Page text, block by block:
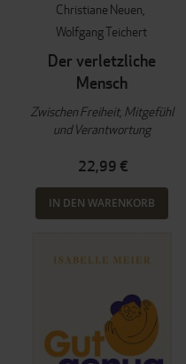
Christiane Neuen
Wolfgang Teichert
Der verletzliche
Mensch
Zwischen Freiheit, Mitgefühl
und Verantwortung
22,99 €
IN DEN WARENKORB